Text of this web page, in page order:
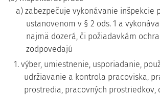
a) zabezpečuje vykonávanie inšpekcie
ustanovenom v § 2 ods. 1 a
najmä dozerá, či požiadavkám
zodpovedajú
1. výber, umiestnenie, usporiadanie,
udržiavanie a kontrola pracoviska,
prostredia, pracovných prostriedkov,